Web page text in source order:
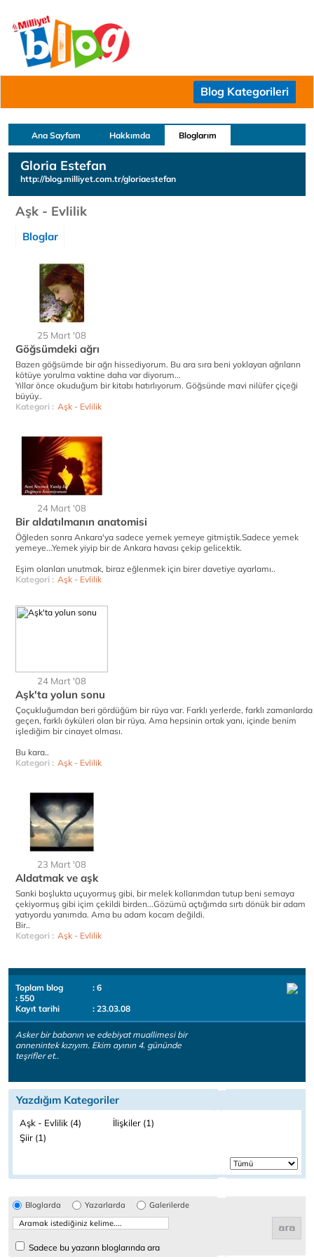
Blog Kategorileri
Ana Sayfam Hakkımda Bloglarım
Gloria Estefan
http://blog.milliyet.com.tr/gloriaestefan
Aşk - Evlilik
Bloglar
25 Mart '08
Göğsümdeki ağrı
Bazen göğsümde bir ağrı hissediyorum. Bu ara sıra beni yoklayan ağrıların
kötüye yorulma vaktine daha var diyorum...
Yıllar önce okuduğum bir kitabı hatırlıyorum. Göğsünde mavi nilüfer çiçeği
büyüy..
Kategori : Aşk - Evlilik
24 Mart '08
Bir aldatılmanın anatomisi
Öğleden sonra Ankara'ya sadece yemek yemeye gitmiştik.Sadece yemek
yemeye...Yemek yiyip bir de Ankara havası çekip gelicektik.
Eşim olanları unutmak, biraz eğlenmek için birer davetiye ayarlamı..
Kategori : Aşk - Evlilik
24 Mart '08
Aşk'ta yolun sonu
Çoçukluğumdan beri gördüğüm bir rüya var. Farklı yerlerde, farklı zamanlarda
geçen, farklı öyküleri olan bir rüya. Ama hepsinin ortak yanı, içinde benim
işlediğim bir cinayet olması.
Bu kara..
Kategori : Aşk - Evlilik
23 Mart '08
Aldatmak ve aşk
Sanki boşlukta uçuyormuş gibi, bir melek kollarımdan tutup beni semaya
çekiyormuş gibi içim çekildi birden...Gözümü açtığımda sırtı dönük bir adam
yatıyordu yanımda. Ama bu adam kocam değildi.
Bir..
Kategori : Aşk - Evlilik
Toplam blog
: 6
: 550
Kayıt tarihi
: 23.03.08
Asker bir babanın ve edebiyat muallimesi bir
annenintek kızıyım. Ekim ayının 4. gününde
teşrifler et..
Yazdığım Kategoriler
Aşk - Evlilik (4)
İlişkiler (1)
Şiir (1)
Bloglarda Yazarlarda Galerilerde
Sadece bu yazarın bloglarında ara